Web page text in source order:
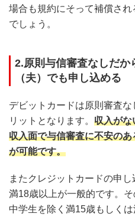
場合も規約にそって補償さ
でしょう。
2.原則与信審査なしだか
（夫）でも申し込める
デビットカードは原則審査
リットとなります。 収入がな
収入面で与信審査に不安の
が可能です。
またクレジットカードの申
満18歳以上が一般的です。
中学生を除く満15歳もしく